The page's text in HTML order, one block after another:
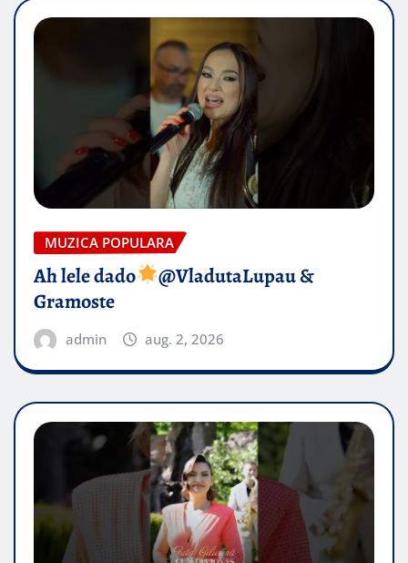
MUZICA POPULARA
Ah lele dado​
@VladutaLupau &
Gramoste
admin aug. 2, 2026